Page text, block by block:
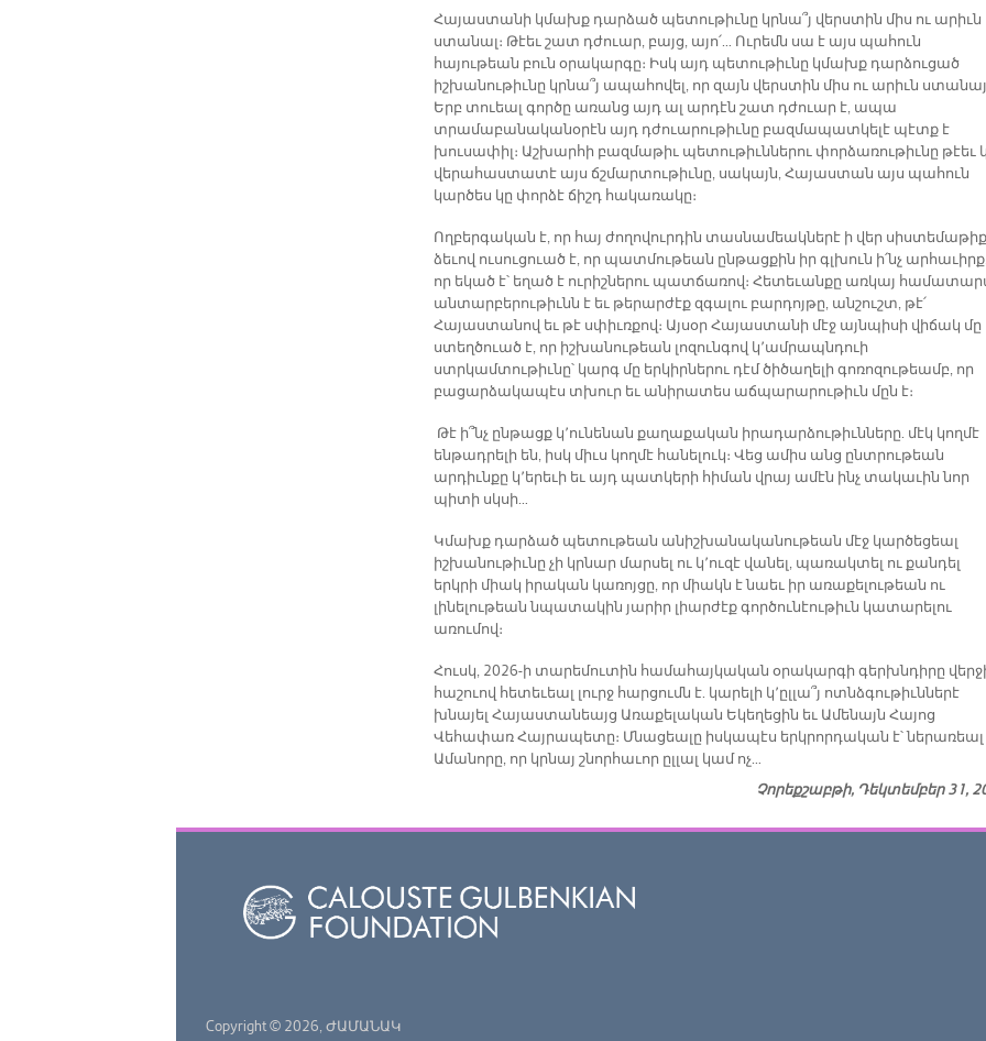
Հայաստանի կմախք դարձած պետութիւնը կրնա՞յ վերստին միս ու արիւն
ստանալ։ Թէեւ շատ դժուար, բայց, այո՛… Ուրեմն սա է այս պահուն
հայութեան բուն օրակարգը։ Իսկ այդ պետութիւնը կմախք դարձուցած
իշխանութիւնը կրնա՞յ ապահովել, որ զայն վերստին միս ու արիւն
Երբ տուեալ գործը առանց այդ ալ արդէն շատ դժուար է, ապա
տրամաբանականօրէն այդ դժուարութիւնը բազմապատկելէ պէտք է
խուսափիլ։ Աշխարհի բազմաթիւ պետութիւններու փորձառութիւնը թէեւ
վերահաստատէ այս ճշմարտութիւնը, սակայն, Հայաստան այս պահուն
կարծես կը փորձէ ճիշդ հակառակը։
Ողբերգական է, որ հայ ժողովուրդին տասնամեակներէ ի վեր սիստեմաթիք
ձեւով ուսուցուած է, որ պատմութեան ընթացքին իր գլխուն ի՛նչ
որ եկած է՝ եղած է ուրիշներու պատճառով։ Հետեւանքը առկայ
անտարբերութիւնն է եւ թերարժէք զգալու բարդոյթը, անշուշտ, թէ՛
Հայաստանով եւ թէ սփիւռքով։ Այսօր Հայաստանի մէջ այնպիսի վիճակ մը
ստեղծուած է, որ իշխանութեան լոզունգով կ՚ամրապնդուի
ստրկամտութիւնը՝ կարգ մը երկիրներու դէմ ծիծաղելի գոռոզութեամբ, որ
բացարձակապէս տխուր եւ անիրատես աճպարարութիւն մըն է։
Թէ ի՞նչ ընթացք կ՚ունենան քաղաքական իրադարձութիւնները. մէկ կողմէ
ենթադրելի են, իսկ միւս կողմէ հանելուկ։ Վեց ամիս անց ընտրութեան
արդիւնքը կ՚երեւի եւ այդ պատկերի հիման վրայ ամէն ինչ տակաւին նոր
պիտի սկսի…
Կմախք դարձած պետութեան անիշխանականութեան մէջ կարծեցեալ
իշխանութիւնը չի կրնար մարսել ու կ՚ուզէ վանել, պառակտել ու քանդել
երկրի միակ իրական կառոյցը, որ միակն է նաեւ իր առաքելութեան ու
լինելութեան նպատակին յարիր լիարժէք գործունէութիւն կատարելու
առումով։
Հուսկ, 2026-ի տարեմուտին համահայկական օրակարգի գերխնդիրը
հաշուով հետեւեալ լուրջ հարցումն է. կարելի կ՚ըլլա՞յ ոտնձգութիւններէ
խնայել Հայաստանեայց Առաքելական Եկեղեցին եւ Ամենայն Հայոց
Վեհափառ Հայրապետը։ Մնացեալը իսկապէս երկրորդական է՝ ներառեալ
Ամանորը, որ կրնայ շնորհաւոր ըլլալ կամ ոչ…
Չորեքշաբթի, Դեկտեմբեր 31,
Copyright © 2026, ԺԱՄԱՆԱԿ